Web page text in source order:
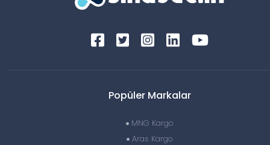
Popüler Markalar
MNG Kargo
Aras Kargo